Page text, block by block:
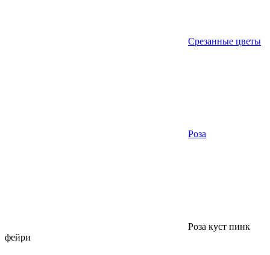
Срезанные цветы
Роза
Роза куст пинк
фейри